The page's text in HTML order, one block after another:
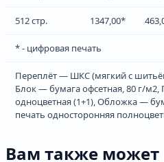
512 стр. 1347,00*
* - цифровая печать
Переплёт — ШКС (мягкий с
Блок — бумага офсетная, 80 г/м2,
одноцветная (1+1), Обложка —
печать односторонняя
Вам также может